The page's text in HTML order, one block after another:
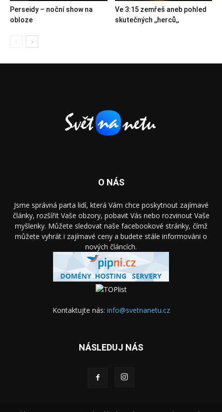
Perseidy – noční show na
obloze
Ve 3:15 zemřeš aneb pohled
skutečných ,,herců,,
O NÁS
Jsme správná parta lidí, která Vám chce poskytnout zajímavé
články, rozšířit Vaše obzory, pobavit Vás nebo rozvinout Vaše
myšlenky. Můžete sledovat naše facebookové stránky, čímž
můžete vyhrát i zajímavé ceny a budete stále informováni o
nových článcích.
Kontaktujte nás: info@svetnanetu.cz
NÁSLEDUJ NÁS